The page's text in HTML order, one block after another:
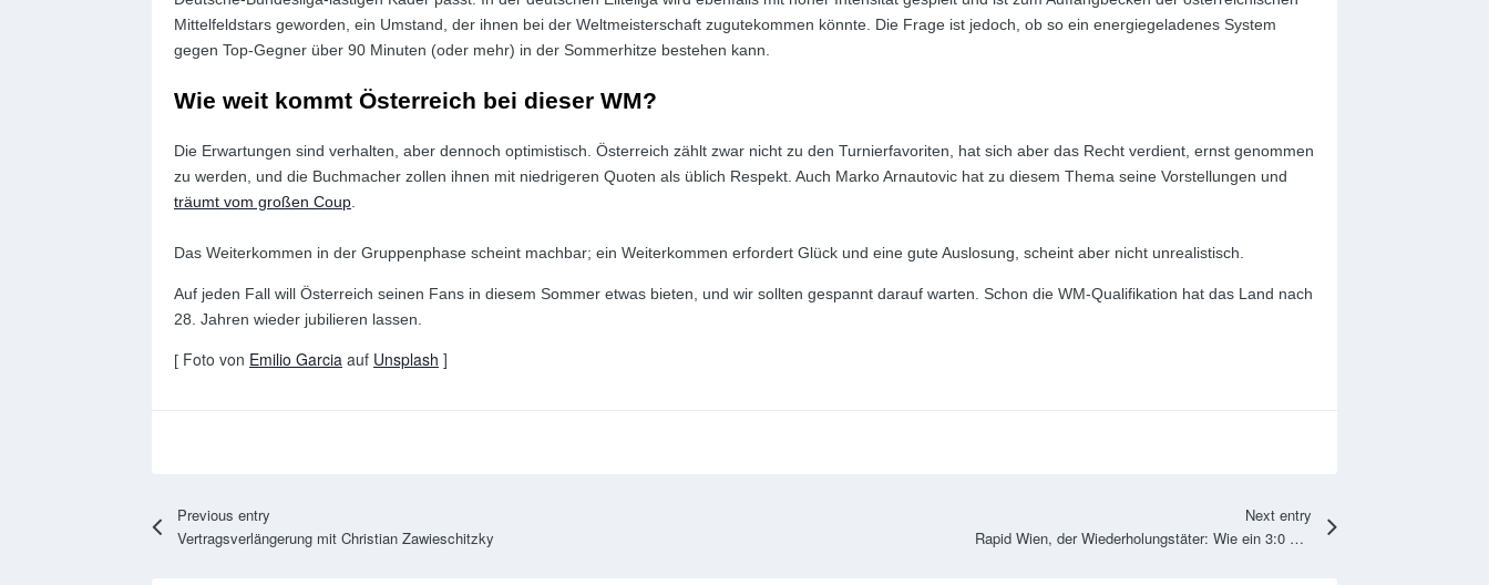
Mittelfeldstars geworden, ein Umstand, der ihnen bei der Weltmeisterschaft zugutekommen könnte. Die Frage ist jedoch, ob so ein energiegeladenes System
gegen Top-Gegner über 90 Minuten (oder mehr) in der Sommerhitze bestehen kann.
Wie weit kommt Österreich bei dieser WM?
Die Erwartungen sind verhalten, aber dennoch optimistisch. Österreich zählt zwar nicht zu den Turnierfavoriten, hat sich aber das Recht verdient, ernst genommen
zu werden, und die Buchmacher zollen ihnen mit niedrigeren Quoten als üblich Respekt. Auch Marko Arnautovic hat zu diesem Thema seine Vorstellungen und
träumt vom großen Coup.
Das Weiterkommen in der Gruppenphase scheint machbar; ein Weiterkommen erfordert Glück und eine gute Auslosung, scheint aber nicht unrealistisch.
Auf jeden Fall will Österreich seinen Fans in diesem Sommer etwas bieten, und wir sollten gespannt darauf warten. Schon die WM-Qualifikation hat das Land nach
28. Jahren wieder jubilieren lassen.
[ Foto von Emilio Garcia auf Unsplash ]
Previous entry
Vertragsverlängerung mit Christian Zawieschitzky
Next entry
Rapid Wien, der Wiederholungstäter: Wie ein 3:0 gegen Ried das ganze Dilemma erklärt